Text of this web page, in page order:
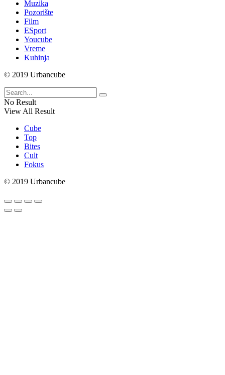
Muzika
Pozorište
Film
ESport
Youcube
Vreme
Kuhinja
© 2019 Urbancube
No Result
View All Result
Cube
Top
Bites
Cult
Fokus
© 2019 Urbancube